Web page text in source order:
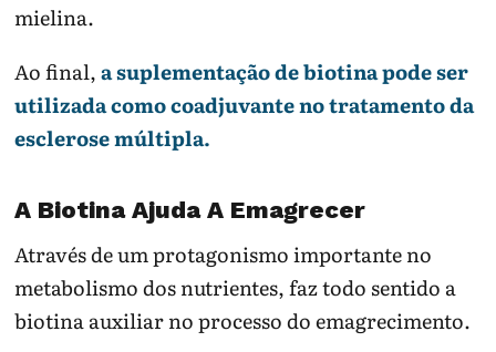
mielina.
Ao final,a suplementação de biotina pode ser
utilizada como coadjuvante no tratamento da
esclerose múltipla.
A Biotina Ajuda A Emagrecer
Através de um protagonismo importante no
metabolismo dos nutrientes, faz todo sentido a
biotina auxiliar no processo do emagrecimento.